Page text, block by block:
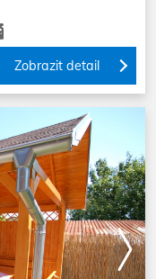
Zobrazit detail